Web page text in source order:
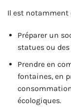
Il est notamment
Préparer un
statues ou
Prendre en
fontaines, en
écologiques.